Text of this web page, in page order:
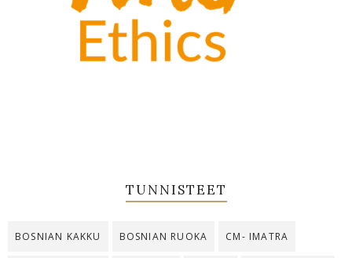
TUNNISTEET
BOSNIAN KAKKU BOSNIAN RUOKA CM- IMATRA